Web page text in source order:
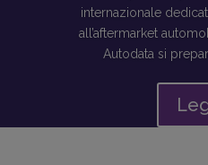
internazionale
all’aftermarket
Autodata si